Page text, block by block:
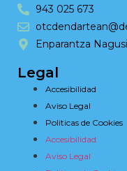
943 025 673
Enparantza
Legal
Accesibilidad
Aviso Legal
Politicas de Cookies
Accesibilidad
Aviso Legal